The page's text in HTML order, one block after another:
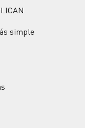
simple